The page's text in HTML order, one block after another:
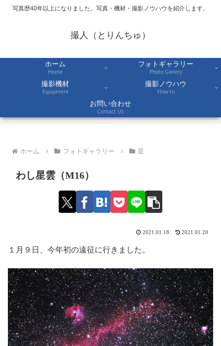
写真歴40年以上になりました。写真・機材・撮影ノウハウを紹介します。
撮人（とりんちゅ）
ホーム
Home
フォトギャラリー
Photo Gallery
撮影機材
Equipment
撮影ノウハウ
How to
お問い合わせ
Contact Us
ホーム フォトギャラリー 星
わし星雲（M16）
2021.01.18 2021.01.20
１月９日、今年初の遠征に行きました。